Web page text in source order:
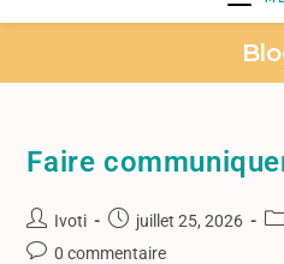
Faire
Ivoti juillet 25, 2026
0 commentaire